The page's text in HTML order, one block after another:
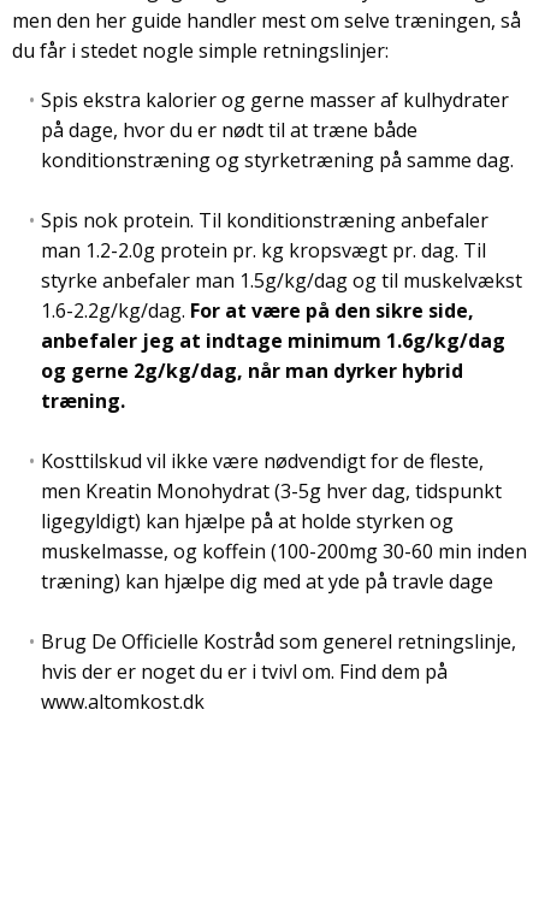
men den her guide handler mest om selve træningen, så
du får i stedet nogle simple retningslinjer:
Spis ekstra kalorier og gerne masser af kulhydrater
på dage, hvor du er nødt til at træne både
konditionstræning og styrketræning på samme dag.
Spis nok protein. Til konditionstræning anbefaler
man 1.2-2.0g protein pr. kg kropsvægt pr. dag. Til
styrke anbefaler man 1.5g/kg/dag og til muskelvækst
1.6-2.2g/kg/dag. For at være på den sikre side,
anbefaler jeg at indtage minimum 1.6g/kg/dag
og gerne 2g/kg/dag, når man dyrker hybrid
træning.
Kosttilskud vil ikke være nødvendigt for de fleste,
men Kreatin Monohydrat (3-5g hver dag, tidspunkt
ligegyldigt) kan hjælpe på at holde styrken og
muskelmasse, og koffein (100-200mg 30-60 min inden
træning) kan hjælpe dig med at yde på travle dage
Brug De Officielle Kostråd som generel retningslinje,
hvis der er noget du er i tvivl om. Find dem på
www.altomkost.dk